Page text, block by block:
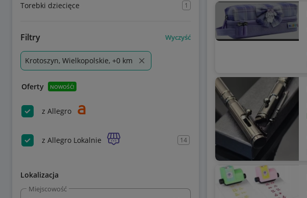
Torebki dziecięce 1
Filtry Wyczyść
Krotoszyn, Wielkopolskie, +0 km
Oferty NOWOŚĆ!
z Allegro
z Allegro Lokalnie 14
Lokalizacja
Miejscowość